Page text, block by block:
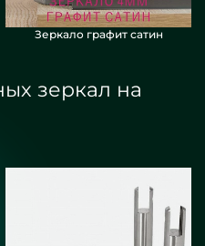
Зеркало графит сатин
зеркал на